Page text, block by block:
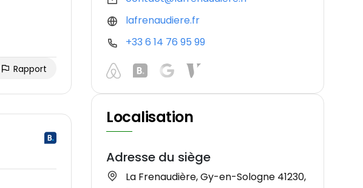
Rapport
lafrenaudiere.fr
+33 6 14 76 95 99
Localisation
Adresse du siège
La Frenaudière, Gy-en-Sologne 41230,